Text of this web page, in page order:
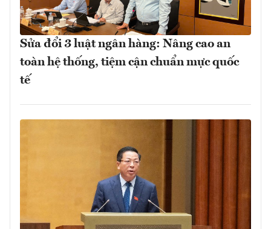
Sửa đổi 3 luật ngân hàng: Nâng cao an
toàn hệ thống, tiệm cận chuẩn mực quốc
tế